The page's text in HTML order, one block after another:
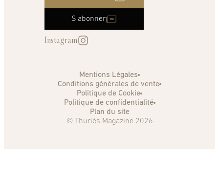
S'abonner
Instagram
Mentions Légales
Conditions générales de vente
Politique de Cookie
Politique de confidentialité
Plan du site
© Thuriès Magazine 2026